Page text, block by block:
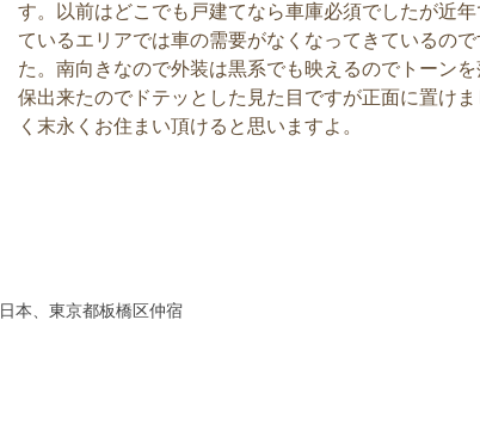
す。以前はどこでも戸建てなら車庫必須でしたが近
ているエリアでは車の需要がなくなってきているの
た。南向きなので外装は黒系でも映えるのでトーン
保出来たのでドテッとした見た目ですが正面に置け
く末永くお住まい頂けると思いますよ。
日本、東京都板橋区仲宿